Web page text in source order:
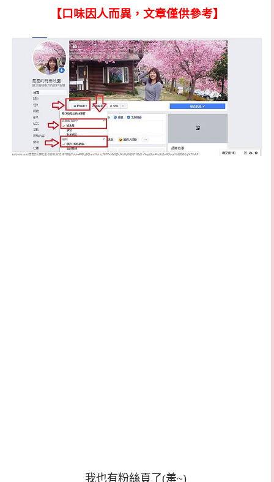
【口味因人而異，文章僅供參考】
我也有粉絲頁了(羞~)